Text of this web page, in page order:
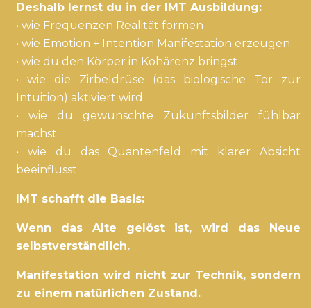
Deshalb lernst du in der IMT Ausbildung:
• wie Frequenzen Realität formen
• wie Emotion + Intention Manifestation erzeugen
• wie du den Körper in Kohärenz bringst
• wie die Zirbeldrüse (das biologische Tor zur
Intuition) aktiviert wird
• wie du gewünschte Zukunftsbilder fühlbar
machst
• wie du das Quantenfeld mit klarer Absicht
beeinflusst
IMT schafft die Basis:
Wenn das Alte gelöst ist, wird das Neue
selbstverständlich.
Manifestation wird nicht zur Technik, sondern
zu einem natürlichen Zustand.